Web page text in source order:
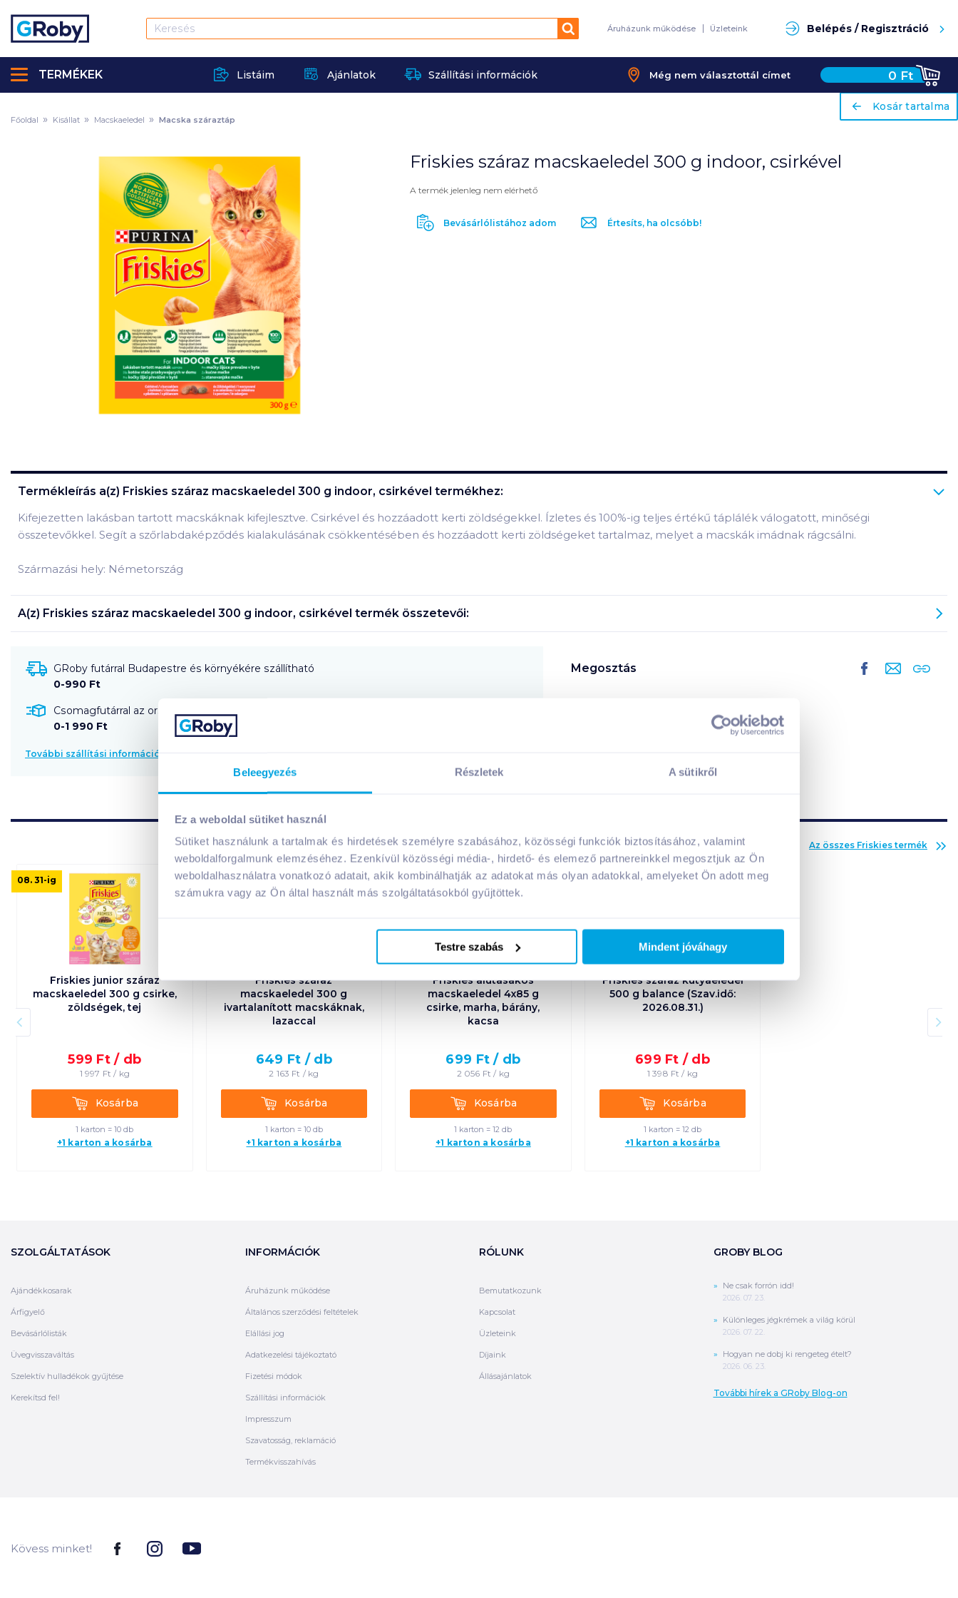
Beleegyezés Részletek A sütikről
Ez a weboldal sütiket használ
Sütiket használunk a tartalmak és hirdetések személyre szabásához, közösségi funkciók biztosításához, valamint
weboldalforgalmunk elemzéséhez. Ezenkívül közösségi média-, hirdető- és elemező partnereinkkel megosztjuk az Ön
weboldalhasználatra vonatkozó adatait, akik kombinálhatják az adatokat más olyan adatokkal, amelyeket Ön adott meg
számukra vagy az Ön által használt más szolgáltatásokból gyűjtöttek.
Testre szabás Mindent jóváhagy
Keresés Áruházunk működése Üzleteink Belépés / Regisztráció
Listáim Ajánlatok Szállítási információk Még nem választottál címet 0 Ft
TERMÉKEK
ariaLabel
Kosár tartalma
A kosarad jelenleg üres.
Főoldal Kisállat Macskaeledel Macska száraztáp
Friskies száraz macskaeledel 300 g indoor, csirkével
A termék jelenleg nem elérhető
Bevásárlólistához adom Értesíts, ha olcsóbb!
Termékleírás a(z) Friskies száraz macskaeledel 300 g indoor, csirkével termékhez:
Kifejezetten lakásban tartott macskáknak kifejlesztve. Csirkével és hozzáadott kerti zöldségekkel. Ízletes és 100%-ig teljes értékű táplálék válogatott, minőségi
összetevőkkel. Segít a szőrlabdaképződés kialakulásának csökkentésében és hozzáadott kerti zöldségeket tartalmaz, melyet a macskák imádnak rágcsálni.
Származási hely: Németország
A(z) Friskies száraz macskaeledel 300 g indoor, csirkével termék összetevői:
GRoby futárral Budapestre és környékére szállítható
0-990 Ft
Csomagfutárral az ország egész területére szállítható!
0-1 990 Ft
További szállítási információk
Megosztás
Az összes Friskies termék
Friskies junior száraz
macskaeledel 300 g csirke,
zöldségek, tej
599 Ft / db
1 997 Ft / kg
KosárbaKosárba
1 karton = 10 db
+1 karton a kosárba
08. 31-ig
Friskies száraz
macskaeledel 300 g
ivartalanított macskáknak,
lazaccal
649 Ft / db
2 163 Ft / kg
KosárbaKosárba
1 karton = 10 db
+1 karton a kosárba
Friskies alutasakos
macskaeledel 4x85 g
csirke, marha, bárány,
kacsa
699 Ft / db
2 056 Ft / kg
KosárbaKosárba
1 karton = 12 db
+1 karton a kosárba
Friskies száraz kutyaeledel
500 g balance (Szav.idő:
2026.08.31.)
699 Ft / db
1 398 Ft / kg
KosárbaKosárba
1 karton = 12 db
+1 karton a kosárba
08. 27-ig
SZOLGÁLTATÁSOK
Ajándékkosarak
Árfigyelő
Bevásárlólisták
Üvegvisszaváltás
Szelektív hulladékok gyűjtése
Kerekítsd fel!
INFORMÁCIÓK
Áruházunk működése
Általános szerződési feltételek
Elállási jog
Adatkezelési tájékoztató
Fizetési módok
Szállítási információk
Impresszum
Szavatosság, reklamáció
Termékvisszahívás
RÓLUNK
Bemutatkozunk
Kapcsolat
Üzleteink
Díjaink
Állásajánlatok
GROBY BLOG
Ne csak forrón idd!
2026. 07. 23.
Különleges jégkrémek a világ körül
2026. 07. 22.
Hogyan ne dobj ki rengeteg ételt?
2026. 06. 23.
További hírek a GRoby Blog-on
Kövess minket!